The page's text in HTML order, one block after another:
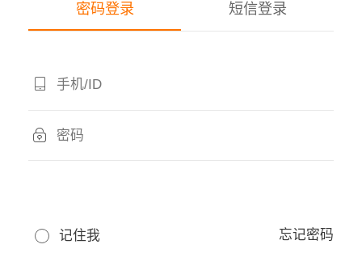
密码登录 短信登录
记住我 忘记密码